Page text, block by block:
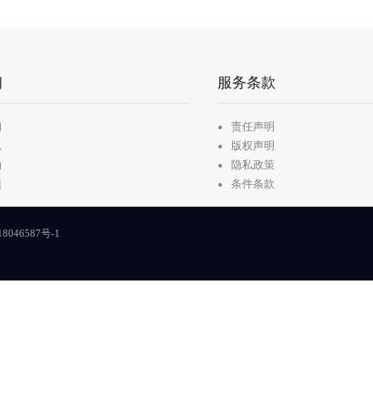
服务条款
责任声明
版权声明
隐私政策
条件条款
号-1